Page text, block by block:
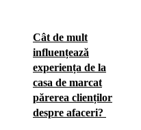
Cât de mult
influențează
experiența de la
casa de marcat
părerea clienților
despre afaceri?